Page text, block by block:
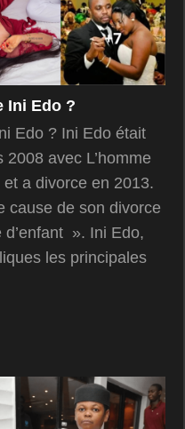
Ini Edo ?
Edo ? Ini Edo était
avec L’homme
a divorce en 2013.
cause de son divorce
». Ini Edo,
les principales